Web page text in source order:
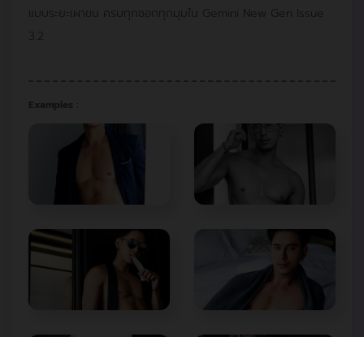
แบบระยะเผาขน ครบทุกซอกทุกมุมใน Gemini New Gen Issue
3.2
Examples :